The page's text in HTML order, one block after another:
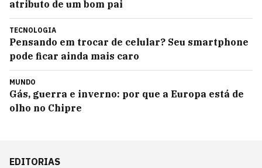
atributo de um bom pai
TECNOLOGIA
Pensando em trocar de celular? Seu smartphone
pode ficar ainda mais caro
MUNDO
Gás, guerra e inverno: por que a Europa está de
olho no Chipre
EDITORIAS